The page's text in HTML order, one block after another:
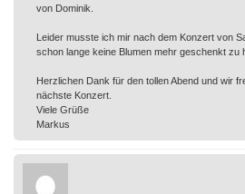
von Dominik.
Leider musste ich mir nach dem Konzert von
schon lange keine Blumen mehr geschenkt zu
Herzlichen Dank für den tollen Abend und wir
nächste Konzert.
Viele Grüße
Markus